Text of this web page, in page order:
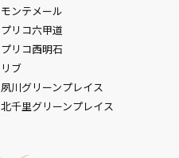
モンテメール
プリコ六甲道
プリコ西明石
リブ
夙川グリーンプレイス
北千里グリーンプレイス